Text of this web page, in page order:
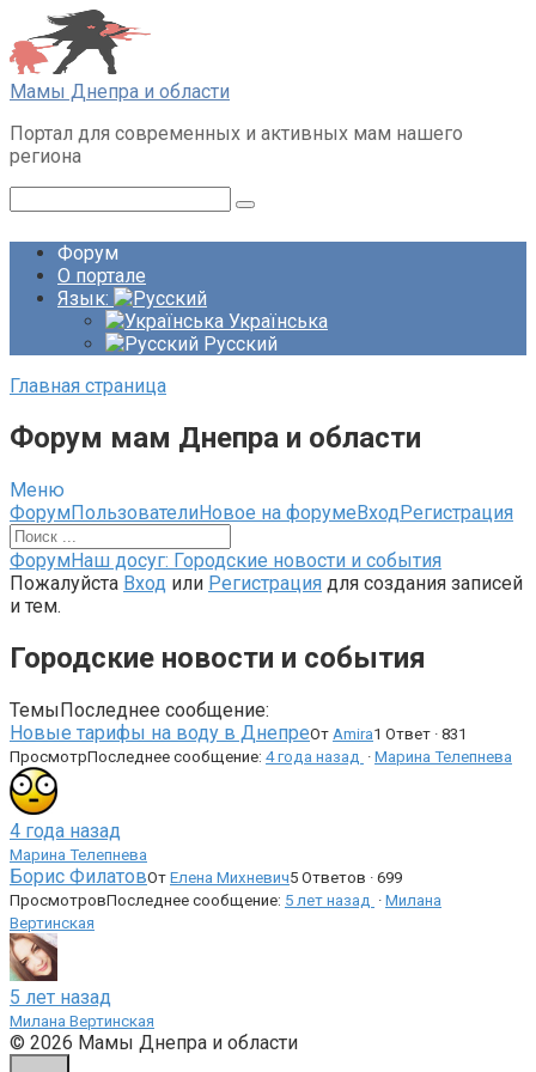
Перейти
к
контенту
Мамы Днепра и области
Портал для современных и активных мам нашего
региона
Форум
О портале
Язык:
Українська
Русский
Главная страница
Форум мам Днепра и области
Меню
Навигация
Форума
ФорумПользователиНовое на форумеВходРегистрация
Форум
breadcrumbs
-
здесь:
ФорумНаш досуг: Городские новости и события
Пожалуйста Вход или Регистрация для создания записей
и тем.
Городские новости и события
ТемыПоследнее сообщение:
Новые тарифы на воду в ДнепреОт Amira1 Ответ · 831
ПросмотрПоследнее сообщение: 4 года назад · Марина Телепнева
4 года назад
Марина Телепнева
Борис ФилатовОт Елена Михневич5 Ответов · 699
ПросмотровПоследнее сообщение: 5 лет назад · Милана
Вертинская
5 лет назад
Милана Вертинская
© 2026 Мамы Днепра и области